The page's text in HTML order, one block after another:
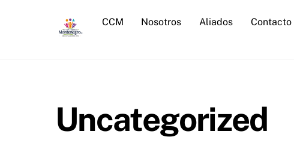
CCM Nosotros Aliados Contacto
Uncategorized